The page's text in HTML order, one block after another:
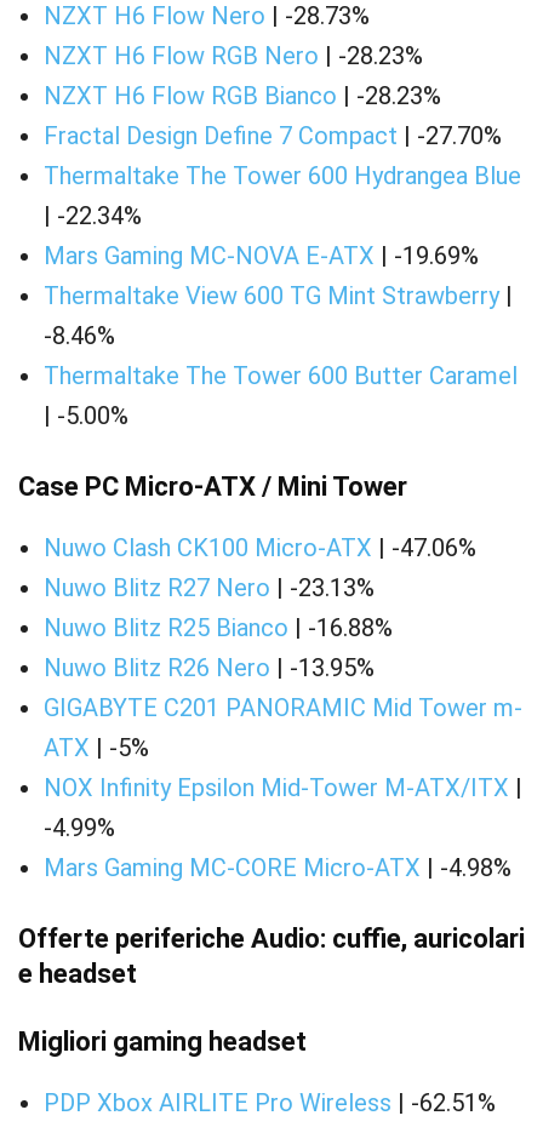
NZXT H6 Flow Nero | -28.73%
NZXT H6 Flow RGB Nero | -28.23%
NZXT H6 Flow RGB Bianco | -28.23%
Fractal Design Define 7 Compact | -27.70%
Thermaltake The Tower 600 Hydrangea Blue
| -22.34%
Mars Gaming MC-NOVA E-ATX | -19.69%
Thermaltake View 600 TG Mint Strawberry|
-8.46%
Thermaltake The Tower 600 Butter Caramel
| -5.00%
Case PC Micro-ATX / Mini Tower
Nuwo Clash CK100 Micro-ATX | -47.06%
Nuwo Blitz R27 Nero | -23.13%
Nuwo Blitz R25 Bianco | -16.88%
Nuwo Blitz R26 Nero | -13.95%
GIGABYTE C201 PANORAMIC Mid Tower m-
ATX | -5%
NOX Infinity Epsilon Mid-Tower M-ATX/ITX |
-4.99%
Mars Gaming MC-CORE Micro-ATX | -4.98%
Offerte periferiche Audio: cuffie, auricolari
e headset
Migliori gaming headset
PDP Xbox AIRLITE Pro Wireless | -62.51%